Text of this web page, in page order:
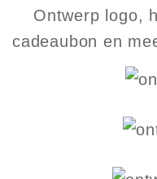
Ontwerp logo,
cadeaubon en